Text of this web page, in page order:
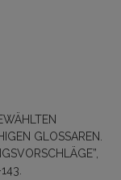
GLOSSAREN.